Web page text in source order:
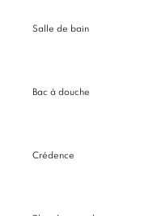
Salle de bain
Bac à douche
Crédence